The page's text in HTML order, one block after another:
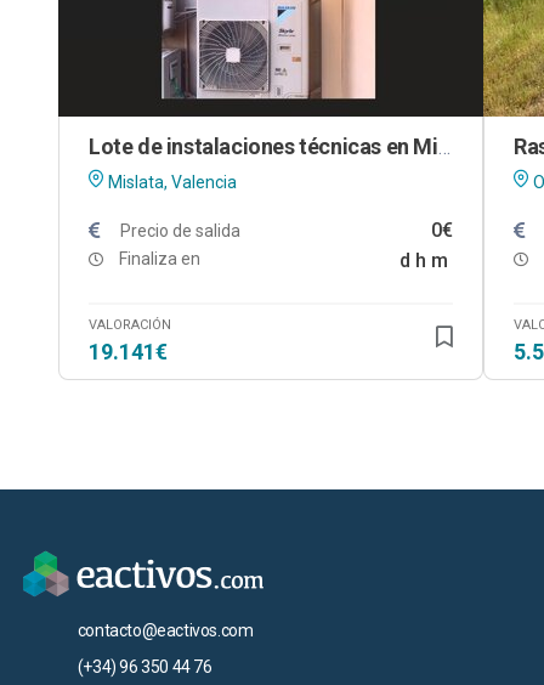
Mislata, Valencia
Precio de salida 0€
Finaliza en d h m
VALORACIÓN
19.141€
contacto@eactivos.com
(+34) 96 350 44 76